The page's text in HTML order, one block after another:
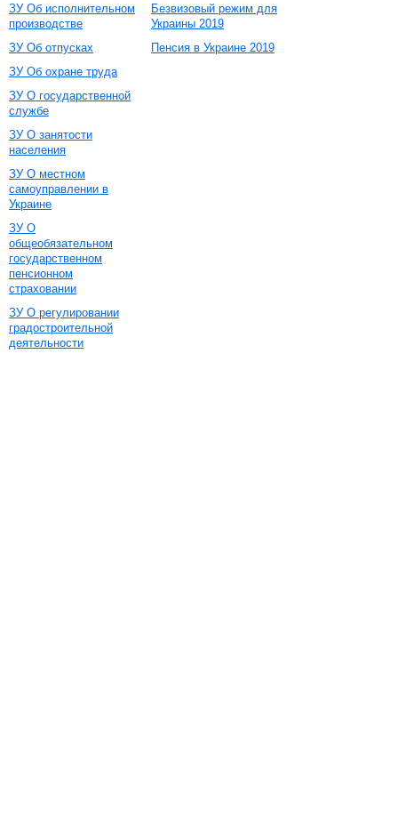
ЗУ Об исполнительном
производстве
ЗУ Об отпусках
ЗУ Об охране труда
ЗУ О государственной
службе
ЗУ О занятости
населения
ЗУ О местном
самоуправлении в
Украине
ЗУ О
общеобязательном
государственном
пенсионном
страховании
ЗУ О регулировании
градостроительной
деятельности
Безвизовый режим для
Украины 2019
Пенсия в Украине 2019